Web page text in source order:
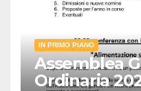
IN PRIMO PIANO
Assemblea
Ordinaria